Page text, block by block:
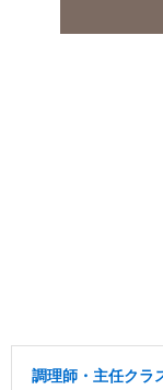
調理師・主任クラ